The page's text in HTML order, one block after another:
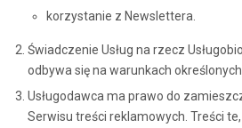
korzystanie z Newslettera.
Świadczenie Usług na rzecz
odbywa się na warunkach
Usługodawca ma prawo do
Serwisu treści reklamowych. Treści